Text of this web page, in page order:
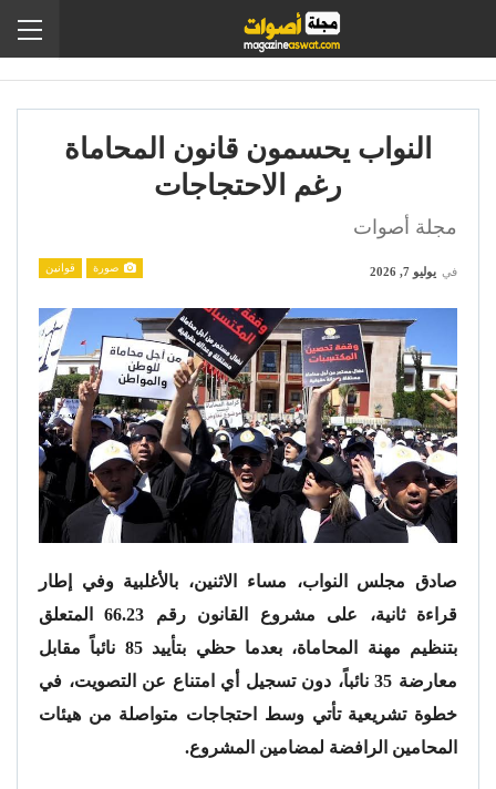
النواب يحسمون قانون المحاماة
رغم الاحتجاجات
مجلة أصوات
صورة قوانين في يوليو 7, 2026
صادق مجلس النواب، مساء الاثنين، بالأغلبية وفي إطار
قراءة ثانية، على مشروع القانون رقم 66.23 المتعلق
بتنظيم مهنة المحاماة، بعدما حظي بتأييد 85 نائباً مقابل
معارضة 35 نائباً، دون تسجيل أي امتناع عن التصويت، في
خطوة تشريعية تأتي وسط احتجاجات متواصلة من هيئات
المحامين الرافضة لمضامين المشروع.